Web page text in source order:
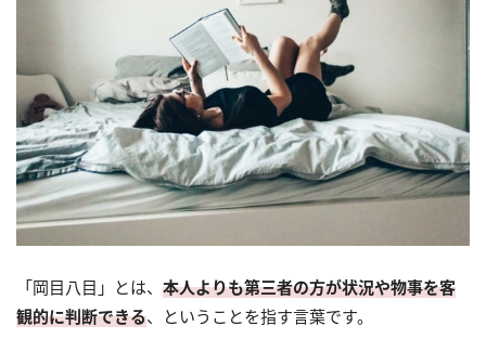
「岡目八目」とは、 本人よりも第三者の方が状況や物事を客
観的に判断できる、ということを指す言葉です。